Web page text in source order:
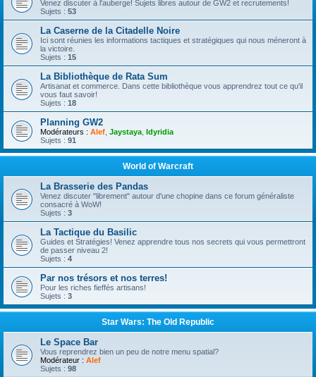
Venez discuter à l'auberge! Sujets libres autour de GW2 et recrutements!
Sujets : 53
La Caserne de la Citadelle Noire
Ici sont réunies les informations tactiques et stratégiques qui nous méneront à
la victoire.
Sujets : 15
La Bibliothèque de Rata Sum
Artisanat et commerce. Dans cette bibliothèque vous apprendrez tout ce qu'il
vous faut savoir!
Sujets : 18
Planning GW2
Modérateurs : Alef Jaystaya Idyridia
Sujets : 91
World of Warcraft
La Brasserie des Pandas
Venez discuter "librement" autour d'une chopine dans ce forum généraliste
consacré à WoW!
Sujets : 3
La Tactique du Basilic
Guides et Stratégies! Venez apprendre tous nos secrets qui vous permettront
de passer niveau 2!
Sujets : 4
Par nos trésors et nos terres!
Pour les riches fieffés artisans!
Sujets : 3
Star Wars: The Old Republic
Le Space Bar
Vous reprendrez bien un peu de notre menu spatial?
Modérateur : Alef
Sujets : 98